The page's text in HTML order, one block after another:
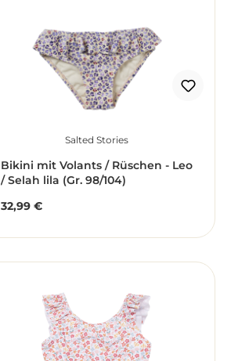
Salted Stories
Bikini mit Volants / Rüschen - Leo
/ Selah lila (Gr. 98/104)
Regulärer Preis:
32,99 €